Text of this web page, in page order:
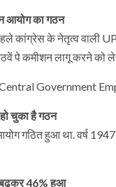
आयोग का गठन
के नेतृत्व वाली
पे कमीशन लागू करने को
(Central Government
चुका है गठन
गठित हुआ था. वर्ष
बढ़कर 46% हुआ